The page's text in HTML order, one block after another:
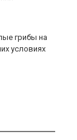
грибы на
условиях